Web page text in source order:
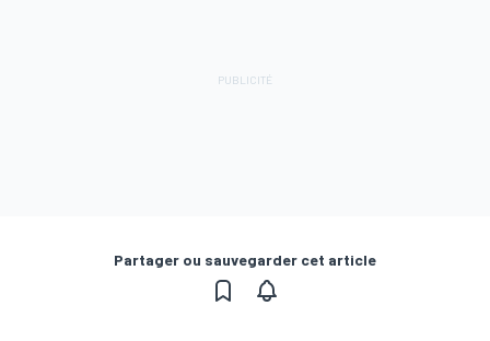
Partager ou sauvegarder cet article